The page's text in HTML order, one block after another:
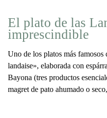
El plato de las
imprescindible
Uno de los platos más famosos
landaise», elaborada con
Bayona (tres productos
magret de pato ahumado o